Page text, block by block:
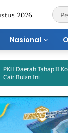
2026
Nasional
Tahap II Kota Bima